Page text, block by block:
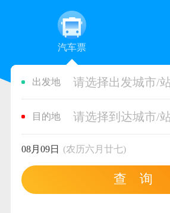
汽车票
出发地 请选择出发城市/
目的地 请选择到达城市/
08月09日 (农历六月廿七)
查 询